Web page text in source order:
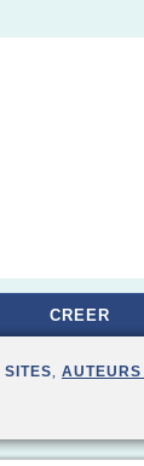
CREER
SITES,